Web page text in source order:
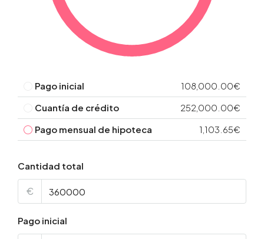
Pago inicial
108,000.00€
Cuantía de crédito
252,000.00€
Pago mensual de hipoteca
1,103.65€
Cantidad total
€
Pago inicial